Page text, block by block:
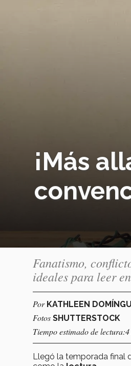
¡Más
Fanatismo,
ideales para leer
Por KATHLEEN
Fotos SHUTTERSTOCK
Tiempo estimado de
Llegó la temporada final